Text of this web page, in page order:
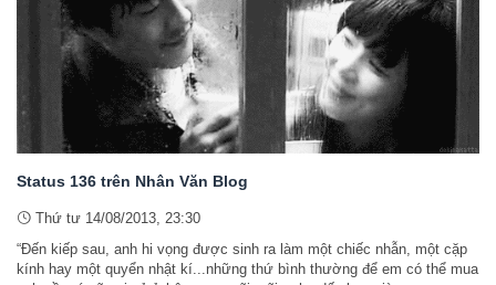
Status 136 trên Nhân Văn Blog
Thứ tư 14/08/2013, 23:30
“Đến kiếp sau, anh hi vọng được sinh ra làm một chiếc nhẫn, một cặp
kính hay một quyển nhật kí...những thứ bình thường để em có thể mua